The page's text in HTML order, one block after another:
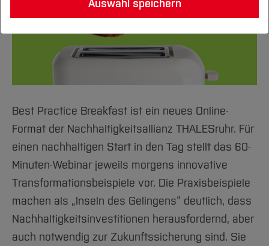
Best Practice Breakfast ist ein neues Online-
Format der Nachhaltigkeitsallianz THALESruhr. Für
einen nachhaltigen Start in den Tag stellt das 60-
Minuten-Webinar jeweils morgens innovative
Transformationsbeispiele vor. Die Praxisbeispiele
machen als „Inseln des Gelingens“ deutlich, dass
Nachhaltigkeitsinvestitionen herausfordernd, aber
auch notwendig zur Zukunftssicherung sind. Sie
Auswahl speichern